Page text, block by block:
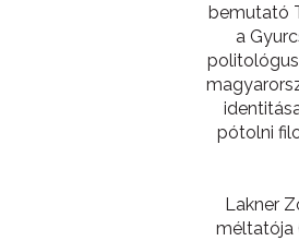
bemutató
a
pótolni
Lakner
méltatója